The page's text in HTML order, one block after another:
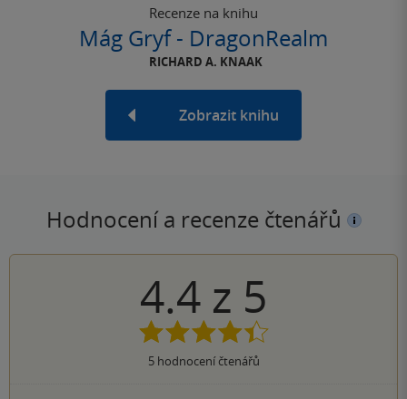
Recenze na knihu
Mág Gryf - DragonRealm
RICHARD A. KNAAK
Zobrazit knihu
Hodnocení a recenze čtenářů
4.4 z 5
5hodnocení čtenářů